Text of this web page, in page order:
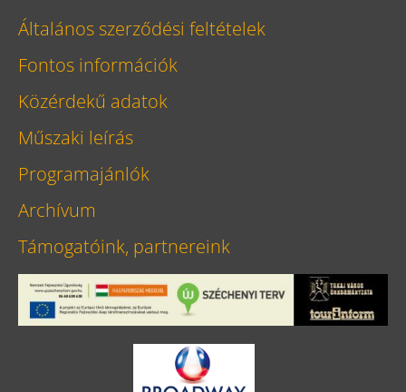
Általános szerződési feltételek
Fontos információk
Közérdekű adatok
Műszaki leírás
Programajánlók
Archívum
Támogatóink, partnereink